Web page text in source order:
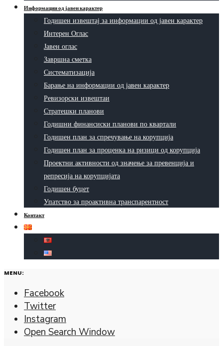
Информации од јавен карактер
Годишен извештај за информации од јавен карактер
Интерен Оглас
Јавен оглас
Завршна сметка
Систематизација
Барање на информации од јавен карактер
Ревизорски извештаи
Стратешки планови
Годишни финансиски планови по квартали
Годишен план за спречување на корупција
Годишен план за проценка на ризици од корупција
Проектни активности од значење за превенција и
репресија на корупцијата
Годишен буџет
Упатство за проактивна транспарентност
Контакт
MENU:
Facebook
Twitter
Instagram
Open Search Window